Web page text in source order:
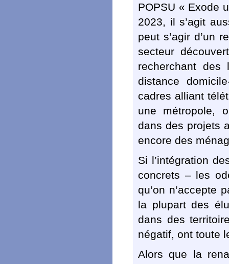
POPSU « Exode
2023, il s’agit
peut s’agir d’un
secteur
recherchant des
distance
cadres alliant
une métropole,
dans des projets
encore des
Si l’intégration
concrets – les
qu’on n’accepte
la plupart des
dans des
négatif, ont toute
Alors que la